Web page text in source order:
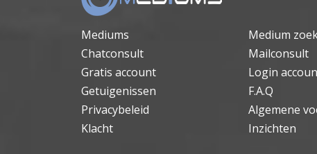
Mediums Medium
Chatconsult
Mailconsult
Gratis account
Login
Getuigenissen
F.A.Q
Privacybeleid
Algemene
Klacht
Inzichten